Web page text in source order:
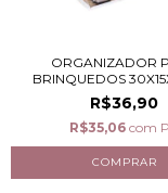
ORGANIZADOR
BRINQUEDOS
R$36,90
R$35,06 com